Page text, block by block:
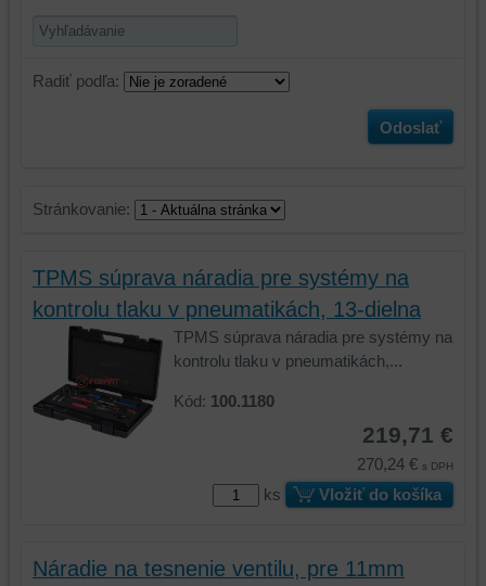
Radiť podľa:
Odoslať
Stránkovanie:
TPMS súprava náradia pre systémy na
kontrolu tlaku v pneumatikách, 13-dielna
TPMS súprava náradia pre systémy na
kontrolu tlaku v pneumatikách,...
Kód: 100.1180
219,71 €
270,24 € s DPH
ks Vložiť do košíka
Náradie na tesnenie ventilu, pre 11mm